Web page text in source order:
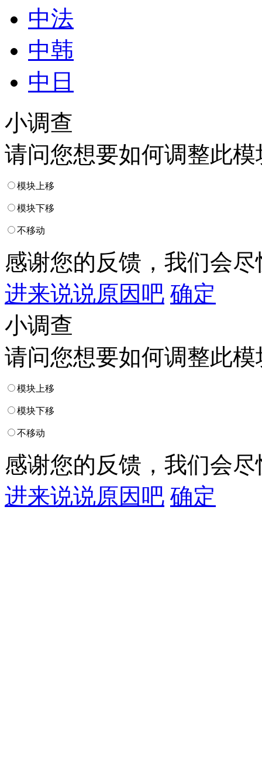
中法
中韩
中日
小调查
请问您想要如何调整此模
模块上移
模块下移
不移动
感谢您的反馈，我们会
进来说说原因吧 确定
小调查
请问您想要如何调整此模
模块上移
模块下移
不移动
感谢您的反馈，我们会
进来说说原因吧 确定